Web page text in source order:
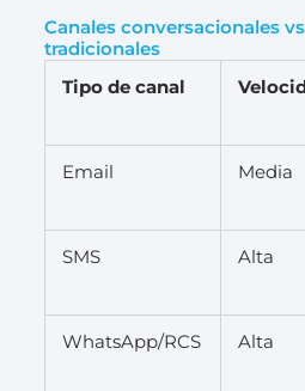
Canales conversacionales
tradicionales
Tipo de canal
Email Media
SMS Alta
WhatsApp/RCS Alta